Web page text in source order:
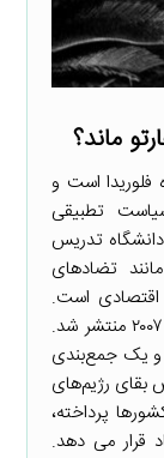
ماند؟
فلوریدا است و
تطبیقی
تدریس
تضادهای
اقتصادی است.
کتاب مذکور، اولین کتاب وی است که در سال ۲۰۰۷ منتشر شد.
و یک جمع‌بندی
بقای رژیم‌های
پرداخته،
قرار می دهد.